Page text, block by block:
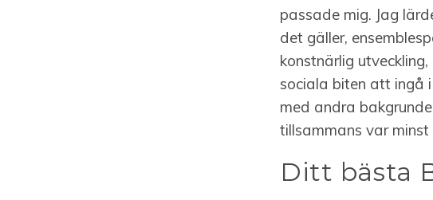
passade mig. Jag
det gäller,
konstnärlig
sociala biten att ingå
med andra
tillsammans var
Ditt bästa